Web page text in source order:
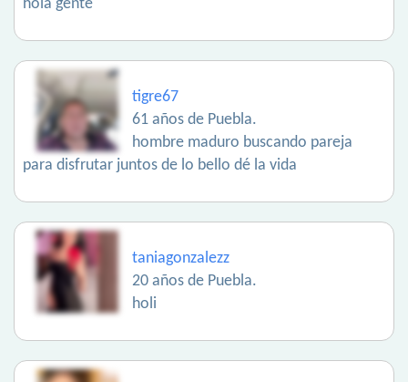
hola gente
tigre67
61 años de Puebla.
hombre maduro buscando pareja
para disfrutar juntos de lo bello dé la vida
taniagonzalezz
20 años de Puebla.
holi